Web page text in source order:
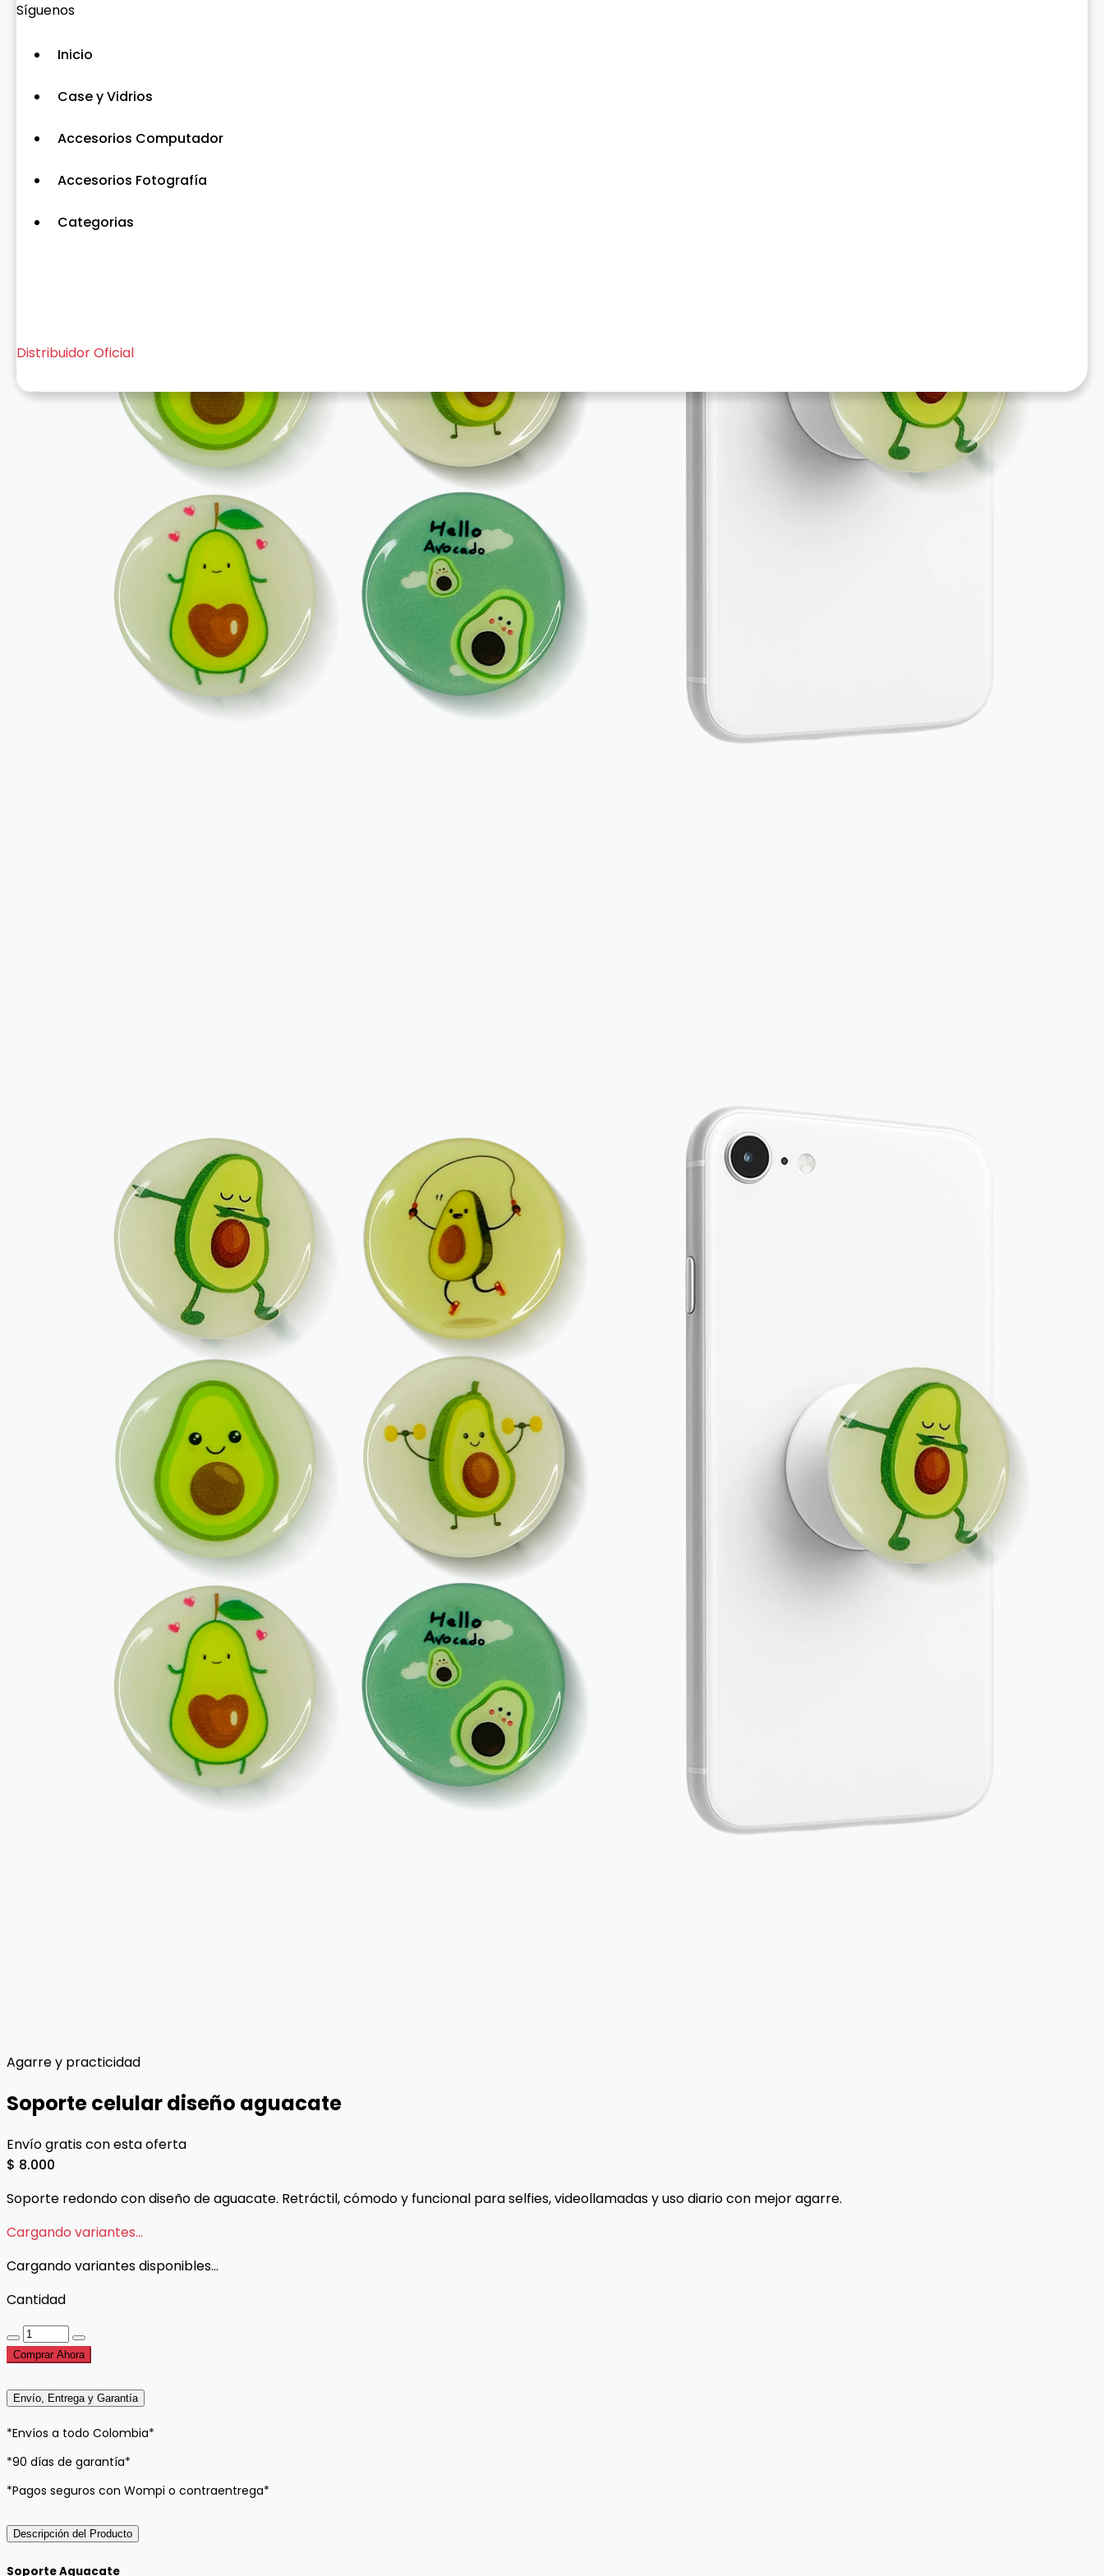
Síguenos
Inicio
Case y Vidrios
Accesorios Computador
Accesorios Fotografía
Categorias
Distribuidor Oficial
Agarre y practicidad
Soporte celular diseño aguacate
Envío gratis con esta oferta
$ 8.000
Soporte redondo con diseño de aguacate. Retráctil, cómodo y funcional para selfies, videollamadas y uso diario con mejor agarre.
Cargando variantes...
Cargando variantes disponibles...
Cantidad
Comprar Ahora
Envío, Entrega y Garantía
*Envíos a todo Colombia*
*90 días de garantía*
*Pagos seguros con Wompi o contraentrega*
Descripción del Producto
Soporte Aguacate